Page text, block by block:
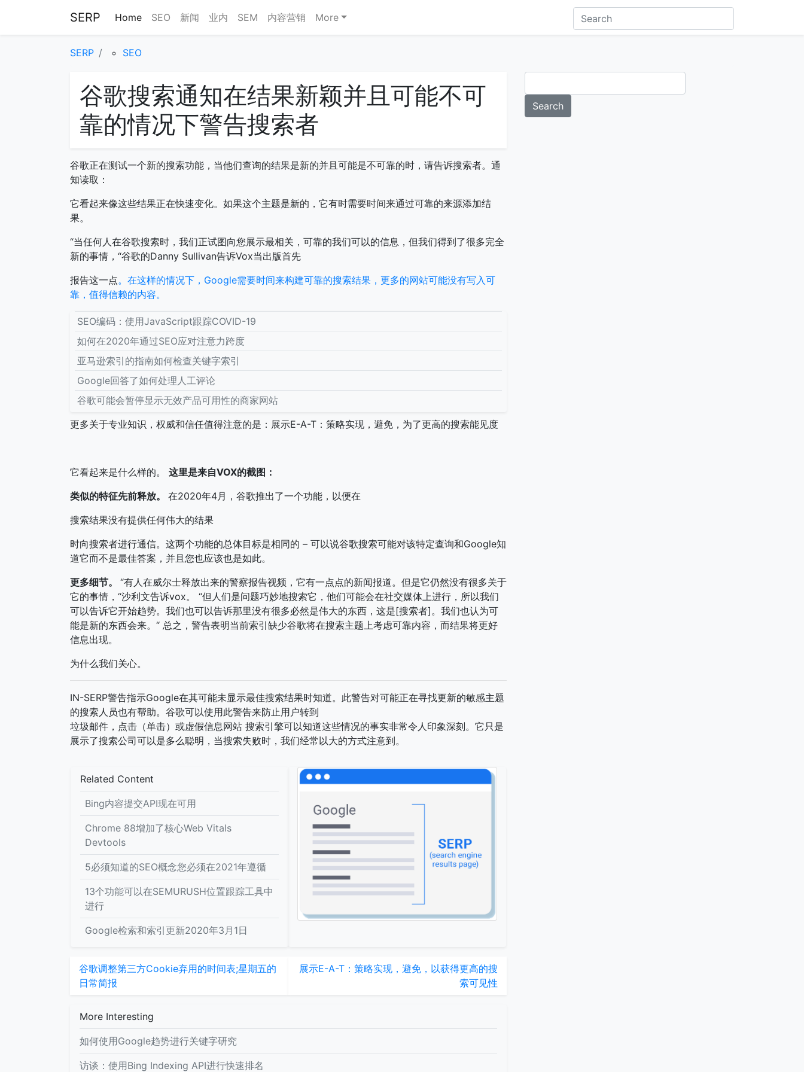
SERP Home SEO 新闻 业内 SEM 内容营销 More
SERP SEO
谷歌搜索通知在结果新颖并且可能不可
靠的情况下警告搜索者
谷歌正在测试一个新的搜索功能，当他们查询的结果是新的并且可能是不可靠的时，请告诉搜索者。通
知读取：
它看起来像这些结果正在快速变化。如果这个主题是新的，它有时需要时间来通过可靠的来源添加结
果。
“当任何人在谷歌搜索时，我们正试图向您展示最相关，可靠的我们可以的信息，但我们得到了很多完全
新的事情，“谷歌的Danny Sullivan告诉Vox当出版首先
报告这一点。在这样的情况下，Google需要时间来构建可靠的搜索结果，更多的网站可能没有写入可
靠，值得信赖的内容。
SEO编码：使用JavaScript跟踪COVID-19
如何在2020年通过SEO应对注意力跨度
亚马逊索引的指南如何检查关键字索引
Google回答了如何处理人工评论
谷歌可能会暂停显示无效产品可用性的商家网站
更多关于专业知识，权威和信任值得注意的是：展示E-A-T：策略实现，避免，为了更高的搜索能见度
它看起来是什么样的。 这里是来自VOX的截图：
类似的特征先前释放。 在2020年4月，谷歌推出了一个功能，以便在
搜索结果没有提供任何伟大的结果
时向搜索者进行通信。这两个功能的总体目标是相同的 – 可以说谷歌搜索可能对该特定查询和Google知
道它而不是最佳答案，并且您也应该也是如此。
更多细节。 “有人在威尔士释放出来的警察报告视频，它有一点点的新闻报道。但是它仍然没有很多关于
它的事情，“沙利文告诉vox。 “但人们是问题巧妙地搜索它，他们可能会在社交媒体上进行，所以我们
可以告诉它开始趋势。我们也可以告诉那里没有很多必然是伟大的东西，这是[搜索者]。我们也认为可
能是新的东西会来。“ 总之，警告表明当前索引缺少谷歌将在搜索主题上考虑可靠内容，而结果将更好
信息出现。
为什么我们关心。
IN-SERP警告指示Google在其可能未显示最佳搜索结果时知道。此警告对可能正在寻找更新的敏感主题
的搜索人员也有帮助。谷歌可以使用此警告来防止用户转到
垃圾邮件，点击（单击）或虚假信息网站 搜索引擎可以知道这些情况的事实非常令人印象深刻。它只是
展示了搜索公司可以是多么聪明，当搜索失败时，我们经常以大的方式注意到。
Related Content
Bing内容提交API现在可用
Chrome 88增加了核心Web Vitals
Devtools
5必须知道的SEO概念您必须在2021年遵循
13个功能可以在SEMURUSH位置跟踪工具中
进行
Google检索和索引更新2020年3月1日
谷歌调整第三方Cookie弃用的时间表;星期五的
日常简报
展示E-A-T：策略实现，避免，以获得更高的搜
索可见性
More Interesting
如何使用Google趋势进行关键字研究
访谈：使用Bing Indexing API进行快速排名
Search